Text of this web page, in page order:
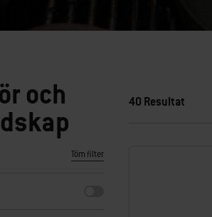
och
filtren uppdateras sidan med nya resultat.
Töm filter
40 Resultat